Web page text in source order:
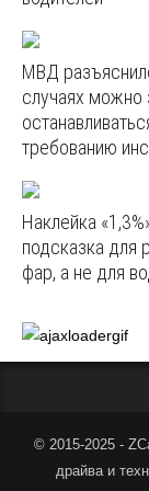
МВД
случаях можно
требованию
Наклейка
подсказка для
фар, а не для
© 2015-2025 -
драйва и